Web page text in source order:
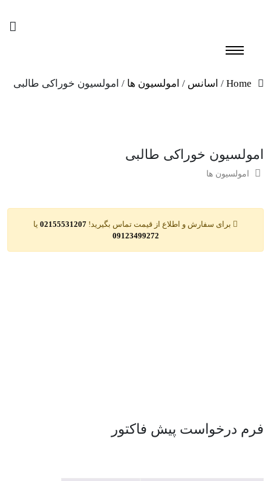
Home
/ اسانس / امولسیون ها / امولسیون خوراکی طالبی
امولسیون خوراکی طالبی
امولسیون ها
برای سفارش و اطلاع از قیمت تماس بگیرید! 02155531207 یا
09123499272
فرم درخواست پیش فاکتور